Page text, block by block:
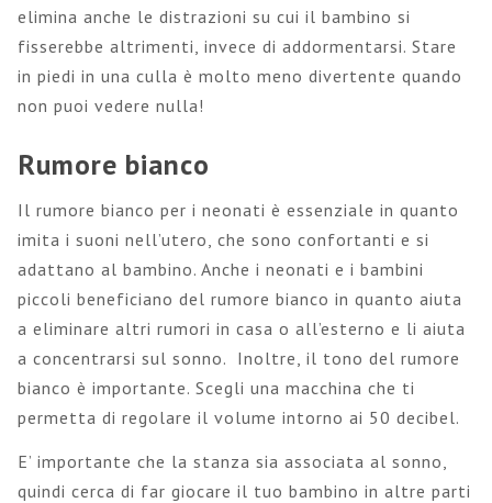
elimina anche le distrazioni su cui il bambino si
fisserebbe altrimenti, invece di addormentarsi. Stare
in piedi in una culla è molto meno divertente quando
non puoi vedere nulla!
Rumore bianco
Il rumore bianco per i neonati è essenziale in quanto
imita i suoni nell’utero, che sono confortanti e si
adattano al bambino. Anche i neonati e i bambini
piccoli beneficiano del rumore bianco in quanto aiuta
a eliminare altri rumori in casa o all’esterno e li aiuta
a concentrarsi sul sonno. Inoltre, il tono del rumore
bianco è importante. Scegli una macchina che ti
permetta di regolare il volume intorno ai 50 decibel.
E’ importante che la stanza sia associata al sonno,
quindi cerca di far giocare il tuo bambino in altre parti